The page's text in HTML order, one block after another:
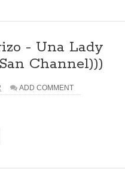
- Una Lady
Channel)))
ADD COMMENT